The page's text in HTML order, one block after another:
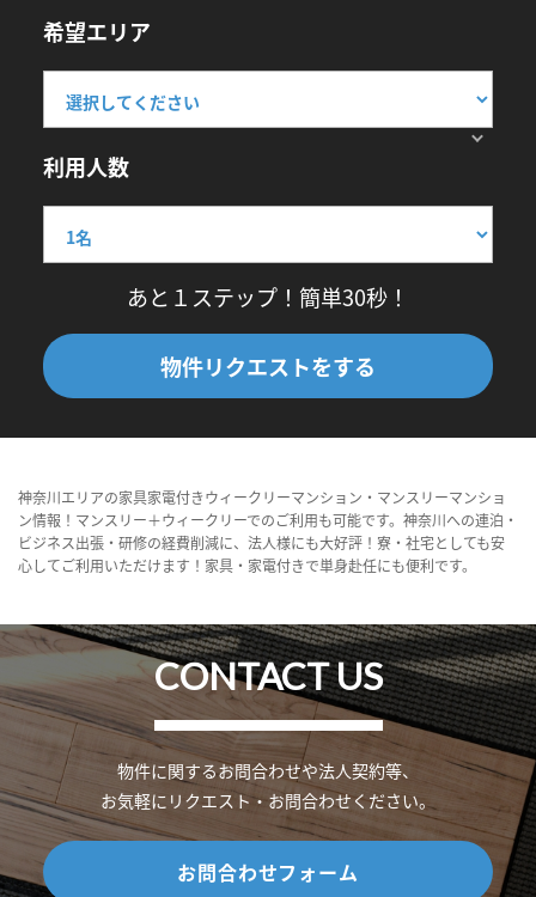
希望エリア
利用人数
あと１ステップ！簡単30秒！
物件リクエストをする
神奈川エリアの家具家電付きウィークリーマンション・マンスリーマンショ
ン情報！マンスリー＋ウィークリーでのご利用も可能です。神奈川への連泊・
ビジネス出張・研修の経費削減に、法人様にも大好評！寮・社宅としても安
心してご利用いただけます！家具・家電付きで単身赴任にも便利です。
CONTACT US
物件に関するお問合わせや法人契約等、
お気軽にリクエスト・お問合わせください。
お問合わせフォーム